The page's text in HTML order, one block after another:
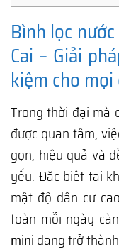
Bình lọc
Cai – Giải
kiệm cho
Trong thời đại mà
được quan tâm,
gọn, hiệu quả và
yếu. Đặc biệt tại
mật độ dân cư
toàn mỗi ngày
mini đang trở